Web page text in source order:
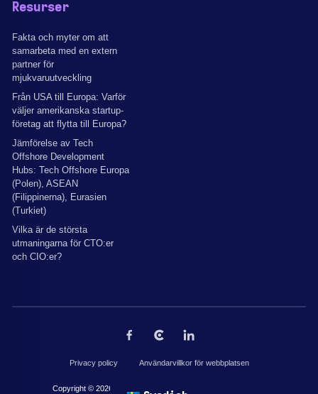
Resurser
Fakta och myter om att
samarbeta med en extern
partner för
mjukvaruutveckling
Från USA till Europa: Varför
väljer amerikanska startup-
företag att flytta till Europa?
Jämförelse av Tech
Offshore Development
Hubs: Tech Offshore Europa
(Polen), ASEAN
(Filippinerna), Eurasien
(Turkiet)
Vilka är de största
utmaningarna för CTO:er
och CIO:er?
Privacy policy Användarvillkor för webbplatsen
Copyright © 2026 av The Codest. Alla rättigheter reserverade.